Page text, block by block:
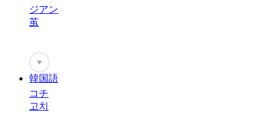
ジアン
茧
♥
韓国語
コチ
고치